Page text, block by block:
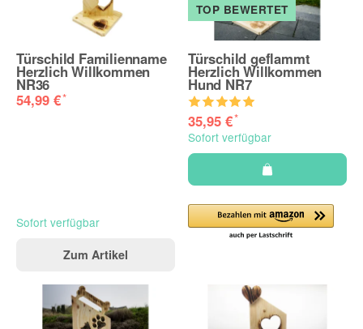
Türschild Familienname
Herzlich Willkommen
NR36
54,99 €*
Sofort verfügbar
Zum Artikel
TOP BEWERTET
Türschild geflammt
Herzlich Willkommen
Hund NR7
35,95 €*
Sofort verfügbar